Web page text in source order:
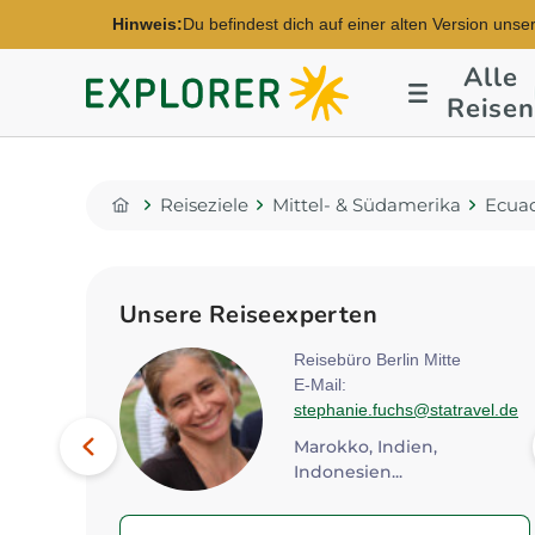
Hinweis:Du befindest dich auf einer alten Version
Explorer
Fernreisen
Alle
Reisen
Home
Reiseziele Mittel- & Südamerika
Unsere Reiseexperten
Reisebüro Berlin Mitte
E-Mail:
stephanie.fuchs@statravel.de
Marokko, Indien,
Indonesien...